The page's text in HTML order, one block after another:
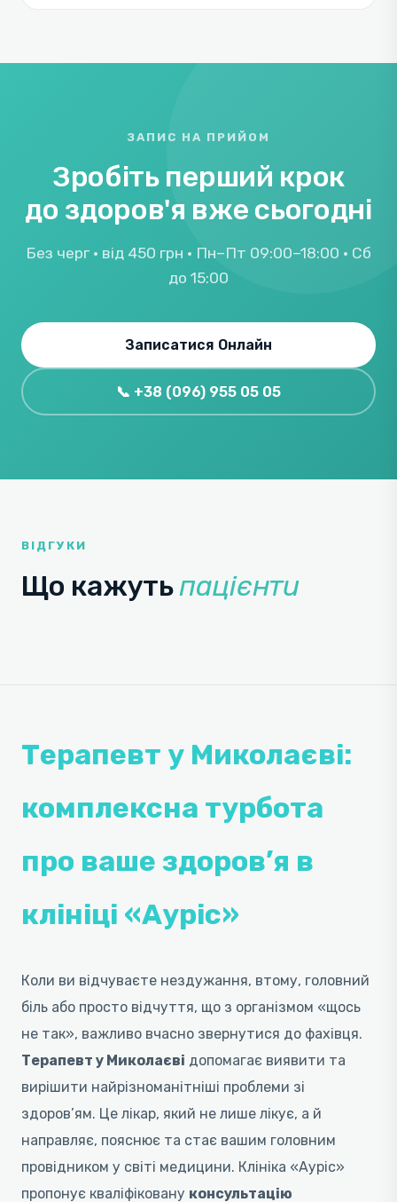
ЗАПИС НА ПРИЙОМ
Зробіть перший крок
до здоров'я вже сьогодні
Без черг · від 450 грн · Пн–Пт 09:00–18:00 · Сб
до 15:00
Записатися Онлайн
📞 +38 (096) 955 05 05
ВІДГУКИ
Що кажутьпацієнти
Терапевт у Миколаєві:
комплексна турбота
про ваше здоров’я в
клініці «Ауріс»
Коли ви відчуваєте нездужання, втому, головний
біль або просто відчуття, що з організмом «щось
не так», важливо вчасно звернутися до фахівця.
Терапевт у Миколаєві допомагає виявити та
вирішити найрізноманітніші проблеми зі
здоров’ям. Це лікар, який не лише лікує, а й
направляє, пояснює та стає вашим головним
провідником у світі медицини. Клініка «Ауріс»
пропонує кваліфіковану консультацію